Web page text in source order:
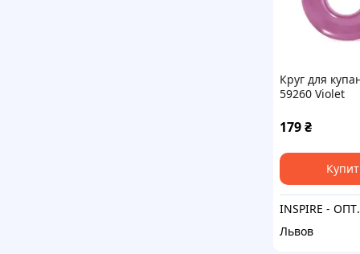
Круг для
59260 Violet
179₴
INSPIRE -
Львов